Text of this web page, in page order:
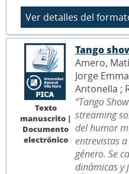
Texto
manuscrito |
Documento
electrónico
Tango
Amero,
Jorge
Antonella ;
“Tango
streaming
del humor
entrevistas
género. Se
dinámicas y